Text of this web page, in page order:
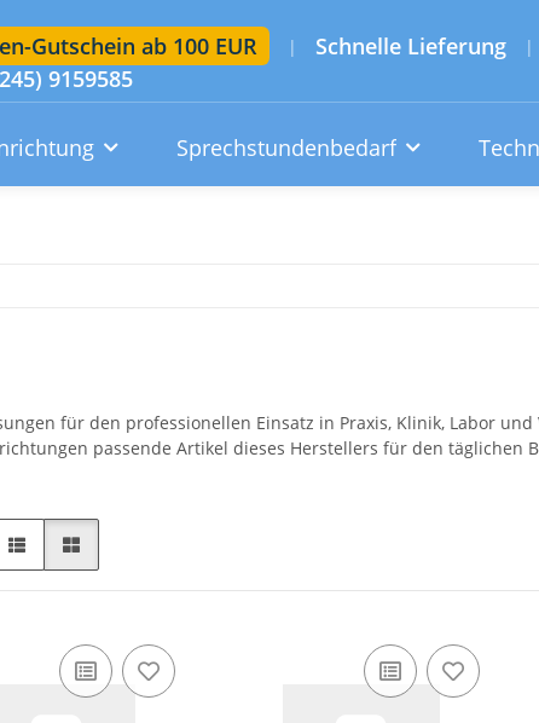
Gutschein ab 100 EUR | Schnelle Lieferung |
9159585
Sprechstundenbedarf
für den professionellen Einsatz in Praxis, Klinik, Labor und
passende Artikel dieses Herstellers für den täglichen